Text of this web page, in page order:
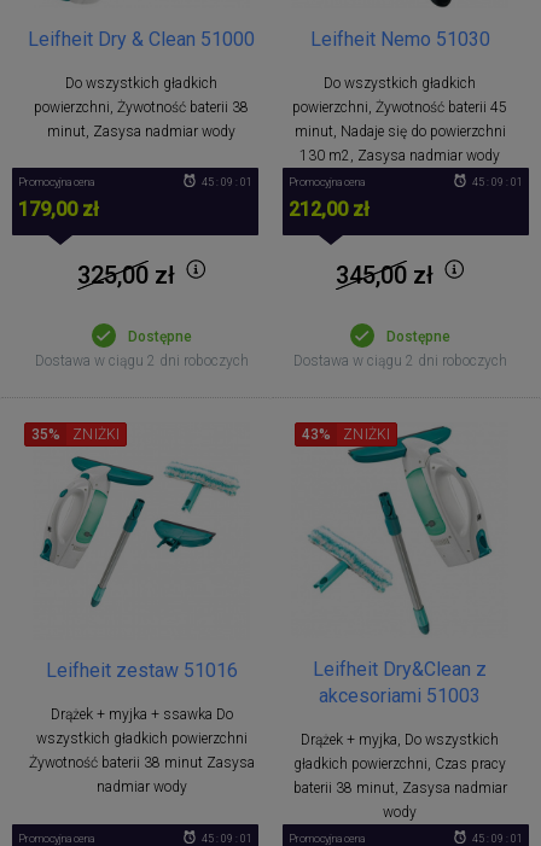
Leifheit Dry & Clean 51000
Do wszystkich gładkich
powierzchni, Żywotność baterii 38
minut, Zasysa nadmiar wody
Promocyjna cena
179,00 zł
45 : 09 : 01
325,00zł
Dostępne
Dostawa w ciągu 2 dni roboczych
Leifheit Nemo 51030
Do wszystkich gładkich
powierzchni, Żywotność baterii 45
minut, Nadaje się do powierzchni
130 m2, Zasysa nadmiar wody
Promocyjna cena
212,00 zł
45 : 09 : 01
345,00zł
Dostępne
Dostawa w ciągu 2 dni roboczych
Leifheit zestaw 51016
Drążek + myjka + ssawka Do
wszystkich gładkich powierzchni
Żywotność baterii 38 minut Zasysa
nadmiar wody
35% ZNIŻKI
Promocyjna cena 45 : 09 : 01
Leifheit Dry&Clean z
akcesoriami 51003
Drążek + myjka, Do wszystkich
gładkich powierzchni, Czas pracy
baterii 38 minut, Zasysa nadmiar
wody
43% ZNIŻKI
Promocyjna cena 45 : 09 : 01